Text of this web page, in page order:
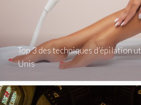
Top 3 des techniques d’épilation
Unis